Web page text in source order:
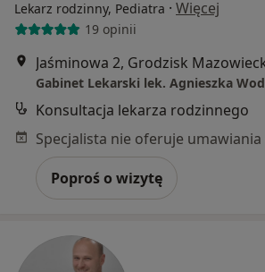
Lekarz rodzinny, Pediatra · Więcej
19 opinii
Jaśminowa 2, Grodzisk
Gabinet Lekarski lek. Agnieszka
Konsultacja lekarza rodzinnego
Poproś o wizytę